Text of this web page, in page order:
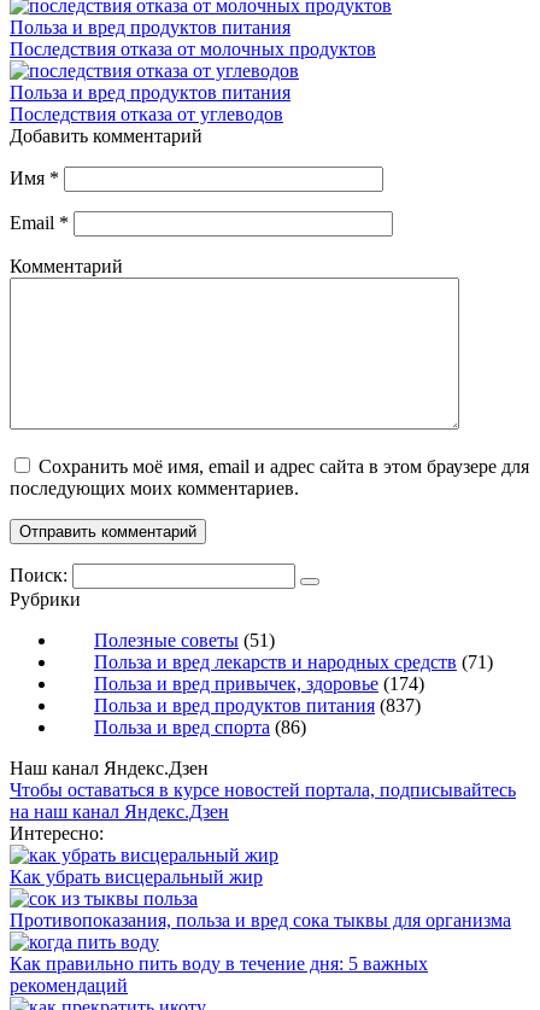
Польза и вред продуктов питания
Последствия отказа от молочных продуктов
Польза и вред продуктов питания
Последствия отказа от углеводов
Добавить комментарий
Имя *
Email *
Комментарий
Сохранить моё имя, email и адрес сайта в этом браузере для
последующих моих комментариев.
Поиск:
Рубрики
Полезные советы (51)
Польза и вред лекарств и народных средств (71)
Польза и вред привычек, здоровье (174)
Польза и вред продуктов питания (837)
Польза и вред спорта (86)
Наш канал Яндекс.Дзен
Чтобы оставаться в курсе новостей портала, подписывайтесь
на наш канал Яндекс.Дзен
Интересно:
Как убрать висцеральный жир
Противопоказания, польза и вред сока тыквы для организма
Как правильно пить воду в течение дня: 5 важных
рекомендаций